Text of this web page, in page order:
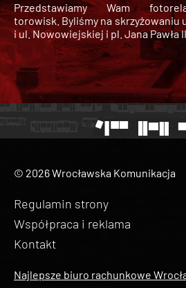
Przedstawiamy Wam
torowisk. Byliśmy na skrzyżowaniu
i ul. Nowowiejskiej i pl. Jana Pawła
© 2026 Wrocławska Komunikacja
Regulamin strony
Współpraca i reklama
Kontakt
Najlepsze biuro rachunkowe